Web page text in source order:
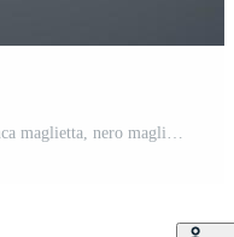
maglietta modello design con un' bianca maglietta, nero maglietta, verde maglietta, rosa maglietta, e giallo maglietta vettore professionista Pro Vettoriale e Pro SVG